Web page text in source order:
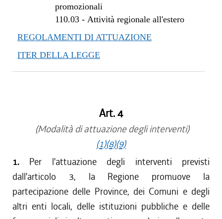
promozionali
110.03- Attività regionale all'estero
REGOLAMENTI DI ATTUAZIONE
ITER DELLA LEGGE
Art. 4
(Modalità di attuazione degli interventi)
(1)(8)(9)
1. Per l'attuazione degli interventi previsti
dall'articolo 3, la Regione promuove la
partecipazione delle Province, dei Comuni e degli
altri enti locali, delle istituzioni pubbliche e delle